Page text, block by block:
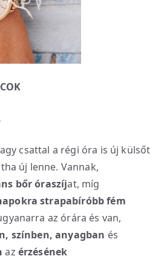
csattal a régi óra is új külsőt
új lenne. Vannak,
bőr óraszíjat, míg
strapabíróbb fém
az órára és van,
színben, anyagban és
az érzésének